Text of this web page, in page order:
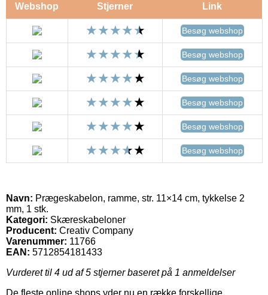
Webshop Stjerner Link
Besøg webshop
Besøg webshop
Besøg webshop
Besøg webshop
Besøg webshop
Besøg webshop
Navn: Prægeskabelon, ramme, str. 11×14 cm, tykkelse 2
mm, 1 stk.
Kategori: Skæreskabeloner
Producent: Creativ Company
Varenummer: 11766
EAN: 5712854181433
Vurderet til 4 ud af 5 stjerner baseret på 1 anmeldelser
De fleste online shops yder nu en række forskellige